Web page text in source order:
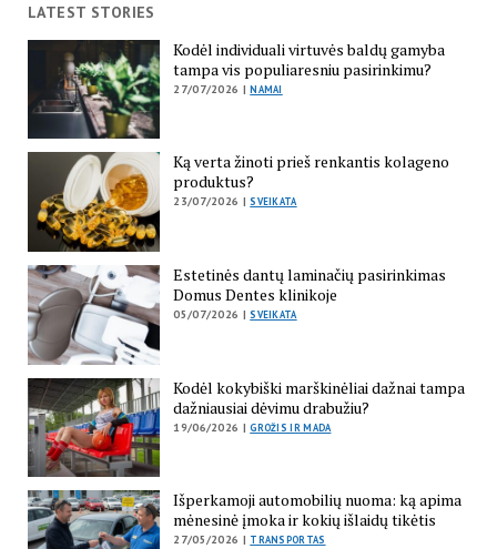
LATEST STORIES
Kodėl individuali virtuvės baldų gamyba
tampa vis populiaresniu pasirinkimu?
27/07/2026 |NAMAI
Ką verta žinoti prieš renkantis kolageno
produktus?
23/07/2026 |SVEIKATA
Estetinės dantų laminačių pasirinkimas
Domus Dentes klinikoje
05/07/2026 |SVEIKATA
Kodėl kokybiški marškinėliai dažnai tampa
dažniausiai dėvimu drabužiu?
19/06/2026 |GROŽIS IR MADA
Išperkamoji automobilių nuoma: ką apima
mėnesinė įmoka ir kokių išlaidų tikėtis
27/05/2026 | TRANSPORTAS